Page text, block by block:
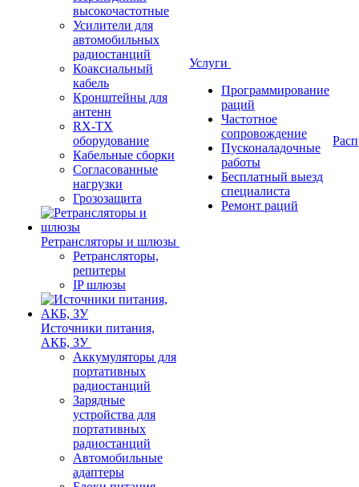
высокочастотные
Усилители для
автомобильных
радиостанций
Коаксиальный
кабель
Кронштейны для
антенн
RX-TX
оборудование
Кабельные сборки
Согласованные
нагрузки
Грозозащита
Ретрансляторы и шлюзы
Ретрансляторы,
репитеры
IP шлюзы
Источники питания,
АКБ, ЗУ
Аккумуляторы для
портативных
радиостанций
Зарядные
устройства для
портативных
радиостанций
Автомобильные
адаптеры
Услуги
Программирование
раций
Частотное
сопровождение
Пусконаладочные
работы
Бесплатный выезд
специалиста
Ремонт раций